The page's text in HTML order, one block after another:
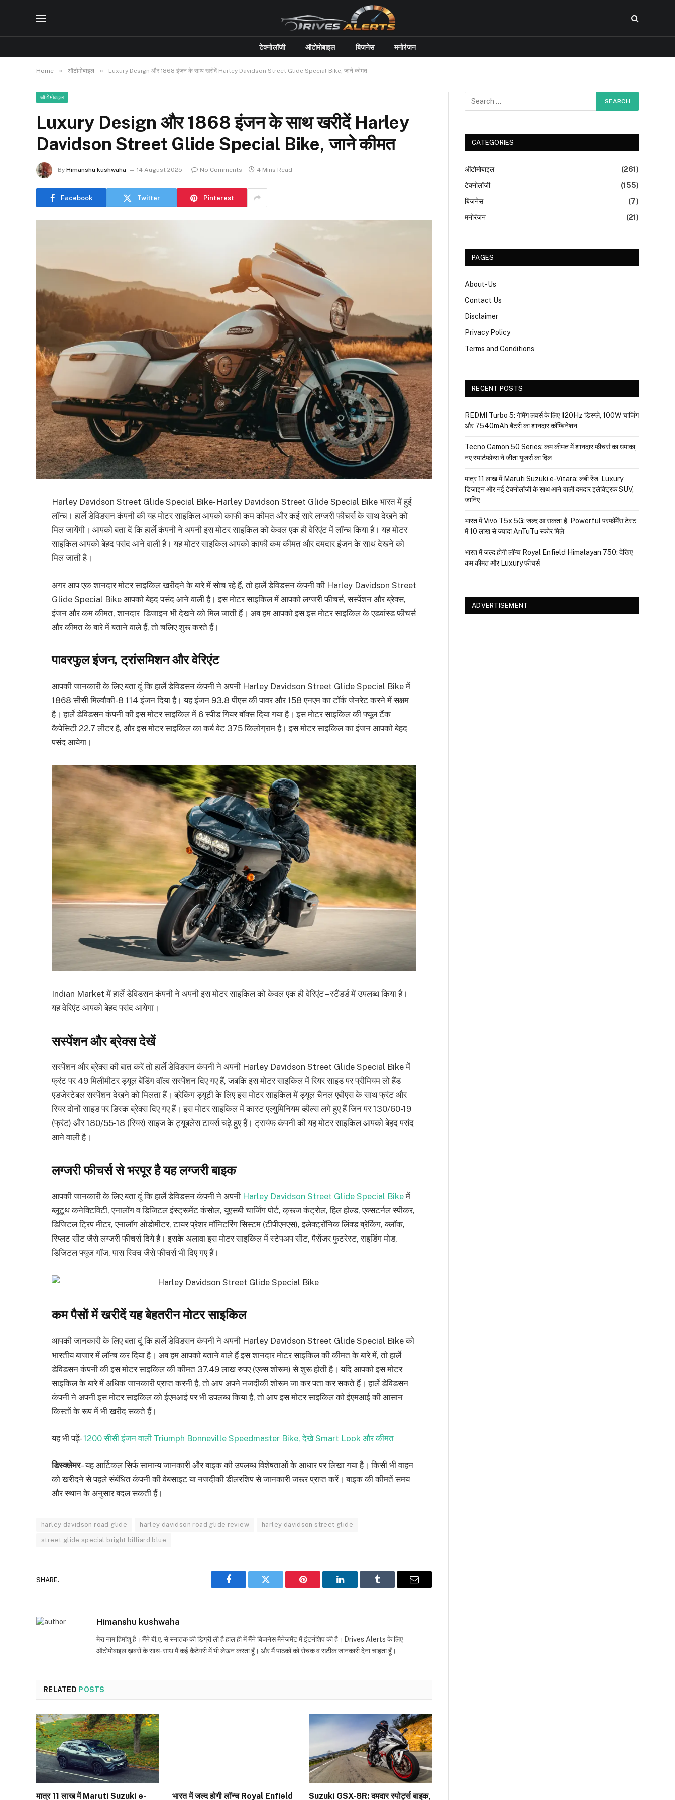
टेक्नोलॉजी ऑटोमोबाइल बिजनेस मनोरंजन
Home » ऑटोमोबाइल » Luxury Design और 1868 इंजन के साथ खरीदें Harley Davidson Street Glide Special Bike, जाने कीमत
ऑटोमोबाइल
Luxury Design और 1868 इंजन के साथ खरीदें Harley
Davidson Street Glide Special Bike, जाने कीमत
By Himanshu kushwaha 14 August 2025 No Comments 4 Mins Read
Facebook Twitter Pinterest
Harley Davidson Street Glide Special Bike- Harley Davidson Street Glide Special Bike भारत में हुई
लॉन्च। हार्ले डेविडसन कंपनी की यह मोटर साइकिल आपको काफी कम कीमत और कई सारे लग्जरी फीचर्स के साथ देखने को
मिल जायेंगी। आपको बता दें कि हार्ले कंपनी ने अपनी इस मोटर साइकिल को केवल एक ही वेरिएंट में लाॅन्च किया है। यह मोटर
साइकिल आपको बेहद पसंद आने वाली है। यह मोटर साइकिल आपको काफी कम कीमत और दमदार इंजन के साथ देखने को
मिल जाती है।
अगर आप एक शानदार मोटर साइकिल खरीदने के बारे में सोच रहे हैं, तो हार्ले डेविडसन कंपनी की Harley Davidson Street
Glide Special Bike आपको बेहद पसंद आने वाली है। इस मोटर साइकिल में आपको लग्जरी फीचर्स, सस्पेंशन और ब्रेक्स,
इंजन और कम कीमत, शानदार डिजाइन भी देखने को मिल जाती हैं। अब हम आपको इस इस मोटर साइकिल के एडवांस्ड फीचर्स
और कीमत के बारे में बताने वाले हैं, तो चलिए शुरू करते हैं।
पावरफुल इंजन, ट्रांसमिशन और वेरिएंट
आपकी जानकारी के लिए बता दूं कि हार्ले डेविडसन कंपनी ने अपनी Harley Davidson Street Glide Special Bike में
1868 सीसी मिल्वौकी-8 114 इंजन दिया है। यह इंजन 93.8 पीएस की पावर और 158 एनएम का टाॅर्क जेनरेट करने में सक्षम
है। हार्ले डेविडसन कंपनी की इस मोटर साइकिल में 6 स्पीड गियर बॉक्स दिया गया है। इस मोटर साइकिल की फ्यूल टैंक
कैपेसिटी 22.7 लीटर है, और इस मोटर साइकिल का कर्ब वेट 375 किलोग्राम है। इस मोटर साइकिल का इंजन आपको बेहद
पसंद आयेगा।
Indian Market में हार्ले डेविडसन कंपनी ने अपनी इस मोटर साइकिल को केवल एक ही वेरिएंट – स्टैंडर्ड में उपलब्ध किया है।
यह वेरिएंट आपको बेहद पसंद आयेगा।
सस्पेंशन और ब्रेक्स देखें
सस्पेंशन और ब्रेक्स की बात करें तो हार्ले डेविडसन कंपनी ने अपनी Harley Davidson Street Glide Special Bike में
फ्रंट पर 49 मिलीमीटर ड्यूल बेंडिंग वाॅल्व सस्पेंशन दिए गए हैं, जबकि इस मोटर साइकिल में रियर साइड पर प्रीमियम लो हैंड
एडजेस्टेबल सस्पेंशन देखने को मिलता हैं। ब्रेकिंग ड्यूटी के लिए इस मोटर साइकिल में ड्यूल चैनल एबीएस के साथ फ्रंट और
रियर दोनों साइड पर डिस्क ब्रेक्स दिए गए हैं। इस मोटर साइकिल में कास्ट एल्युमिनियम व्हील्स लगे हुए हैं जिन पर 130/60-19
(फ्रंट) और 180/55-18 (रियर) साइज के ट्यूबलेस टायर्स चढ़े हुए हैं। ट्रायंफ कंपनी की यह मोटर साइकिल आपको बेहद पसंद
आने वाली है।
लग्जरी फीचर्स से भरपूर है यह लग्जरी बाइक
आपकी जानकारी के लिए बता दूं कि हार्ले डेविडसन कंपनी ने अपनी Harley Davidson Street Glide Special Bikeमें
ब्लूटूथ कनेक्टिविटी, एनालॉग व डिजिटल इंस्ट्रूमेंट कंसोल, यूएसबी चार्जिंग पोर्ट, क्रूज कंट्रोल, हिल होल्ड, एक्सटर्नल स्पीकर,
डिजिटल ट्रिप मीटर, एनालॉग ओडोमीटर, टायर प्रेशर माॅनिटरिंग सिस्टम (टीपीएमएस), इलेक्ट्रॉनिक लिंक्ड ब्रेकिंग, क्लाॅक,
स्प्लिट सीट जैसे लग्जरी फीचर्स दिये है। इसके अलावा इस मोटर साइकिल में स्टेपअप सीट, पैसेंजर फुटरेस्ट, राइडिंग मोड,
डिजिटल फ्यूज गाॅज, पास स्विच जैसे फीचर्स भी दिए गए हैं।
कम पैसों में खरीदें यह बेहतरीन मोटर साइकिल
आपकी जानकारी के लिए बता दूं कि हार्ले डेविडसन कंपनी ने अपनी Harley Davidson Street Glide Special Bike को
भारतीय बाजार में लाॅन्च कर दिया है। अब हम आपको बताने वाले हैं इस शानदार मोटर साइकिल की कीमत के बारे में, तो हार्ले
डेविडसन कंपनी की इस मोटर साइकिल की कीमत 37.49 लाख रुपए (एक्स शोरूम) से शुरू होती है। यदि आपको इस मोटर
साइकिल के बारे में अधिक जानकारी प्राप्त करनी है, तो आप अपने नजदीकी शोरूम जा कर पता कर सकते हैं। हार्ले डेविडसन
कंपनी ने अपनी इस मोटर साइकिल को ईएमआई पर भी उपलब्ध किया है, तो आप इस मोटर साइकिल को ईएमआई की आसान
किस्तों के रूप में भी खरीद सकते हैं।
यह भी पढ़ें-1200 सीसी इंजन वाली Triumph Bonneville Speedmaster Bike, देखे Smart Look और कीमत
डिस्क्लेमर– यह आर्टिकल सिर्फ सामान्य जानकारी और बाइक की उपलब्ध विशेषताओं के आधार पर लिखा गया है। किसी भी वाहन
को खरीदने से पहले संबंधित कंपनी की वेबसाइट या नजदीकी डीलरशिप से जानकारी जरूर प्राप्त करें। बाइक की कीमतें समय
और स्थान के अनुसार बदल सकती हैं।
harley davidson road glide harley davidson road glide review harley davidson street glide
street glide special bright billiard blue
SHARE.
Facebook Twitter Pinterest LinkedIn Tumblr Email
Himanshu kushwaha
मेरा नाम हिमांशु है। मैंने बी.ए. से स्नातक की डिग्री ली है हाल ही में मैंने बिजनेस मैनेजमेंट में इंटर्नशिप की है। Drives Alerts के लिए
ऑटोमोबाइल ख़बरों के साथ-साथ मैं कई कैटेगरी में भी लेखन करता हूँ। और मैं पाठकों को रोचक व सटीक जानकारी देना चाहता हूँ।
RELATED POSTS
मात्र ₹11 लाख में Maruti Suzuki e- भारत में जल्द होगी लॉन्च Royal Enfield Suzuki GSX-8R: दमदार स्पोर्ट्स बाइक,
CATEGORIES
ऑटोमोबाइल
(261)
टेक्नोलॉजी
(155)
बिजनेस
(7)
मनोरंजन
(21)
PAGES
About-Us
Contact Us
Disclaimer
Privacy Policy
Terms and Conditions
RECENT POSTS
REDMI Turbo 5: गेमिंग लवर्स के लिए 120Hz डिस्प्ले, 100W चार्जिंग
और 7540mAh बैटरी का शानदार कॉम्बिनेशन
Tecno Camon 50 Series: कम कीमत में शानदार फीचर्स का धमाका,
नए स्मार्टफोन्स ने जीता यूजर्स का दिल
मात्र ₹11 लाख में Maruti Suzuki e-Vitara: लंबी रेंज, Luxury
डिजाइन और नई टेक्नोलॉजी के साथ आने वाली दमदार इलेक्ट्रिक SUV,
जानिए
भारत में Vivo T5x 5G: जल्द आ सकता है, Powerful परफॉर्मेंस टेस्ट
में 10 लाख से ज्यादा AnTuTu स्कोर मिले
भारत में जल्द होगी लॉन्च Royal Enfield Himalayan 750: देखिए
कम कीमत और Luxury फीचर्स
ADVERTISEMENT